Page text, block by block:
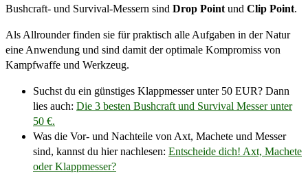
Bushcraft- und Survival-Messern sind Drop Point und Clip Point.
Als Allrounder finden sie für praktisch alle Aufgaben in der Natur
eine Anwendung und sind damit der optimale Kompromiss von
Kampfwaffe und Werkzeug.
Suchst du ein günstiges Klappmesser unter 50 EUR? Dann
lies auch: Die 3 besten Bushcraft und Survival Messer unter
50 €.
Was die Vor- und Nachteile von Axt, Machete und Messer
sind, kannst du hier nachlesen: Entscheide dich! Axt, Machete
oder Klappmesser?